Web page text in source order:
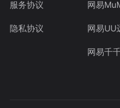
服务协议
隐私协议
网易
网易UU
网易千